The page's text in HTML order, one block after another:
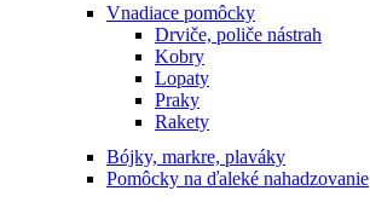
Vnadiace pomôcky
Drviče, poliče nástrah
Kobry
Lopaty
Praky
Rakety
Bójky, markre, plaváky
Pomôcky na ďaleké nahadzovanie